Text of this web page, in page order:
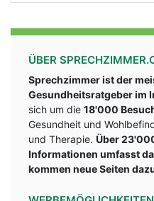
ÜBER
Sprechzimmer ist der
Gesundheitsratgeber im
sich um die 18'000
Gesundheit und
und Therapie. Über
Informationen umfasst
kommen neue Seiten